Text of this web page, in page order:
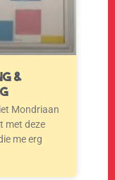
&
Mondriaan
met deze
me erg